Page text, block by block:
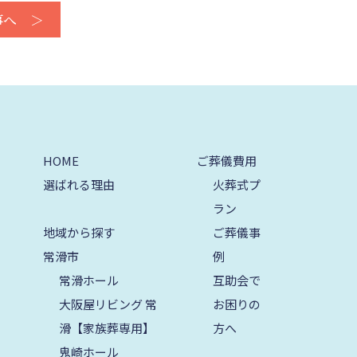
へ ＞
2025年5月
2025年2月
2024年11月
2024年10月
2024年9月
HOME
選ばれる理由
地域から探す
常滑市
常滑ホール
大阪屋リビング 常
滑【家族葬専用】
鬼崎ホール
ご葬儀費用
火葬式プ
ラン
ご葬儀事
例
互助会で
お困りの
方へ